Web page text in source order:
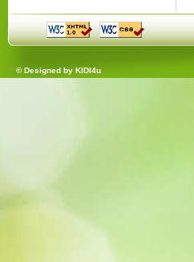
© Designed by KIDI4u